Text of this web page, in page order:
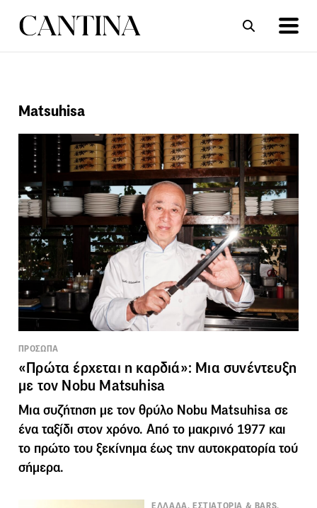
ΣΥΝΤΑΓΕΣ
Matsuhisa
ΠΡΟΣΩΠΑ
«Πρώτα έρχεται η καρδιά»: Μια συνέντευξη
με τον Nobu Matsuhisa
Μια συζήτηση με τον θρύλο Nobu Matsuhisa σε
ένα ταξίδι στον χρόνο. Από το μακρινό 1977 και
το πρώτο του ξεκίνημα έως την αυτοκρατορία τού
σήμερα.